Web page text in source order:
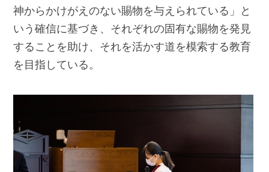
神からかけがえのない賜物を与えられている」と
いう確信に基づき、それぞれの固有な賜物を発見
することを助け、それを活かす道を模索する教育
を目指している。